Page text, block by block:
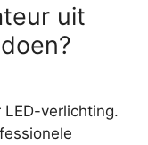
uit
verlichting.